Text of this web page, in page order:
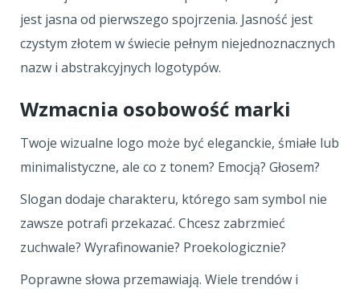
jest jasna od pierwszego spojrzenia. Jasność jest
czystym złotem w świecie pełnym niejednoznacznych
nazw i abstrakcyjnych logotypów.
Wzmacnia osobowość marki
Twoje wizualne logo może być eleganckie, śmiałe lub
minimalistyczne, ale co z tonem? Emocją? Głosem?
Slogan dodaje charakteru, którego sam symbol nie
zawsze potrafi przekazać. Chcesz zabrzmieć
zuchwale? Wyrafinowanie? Proekologicznie?
Poprawne słowa przemawiają. Wiele trendów i